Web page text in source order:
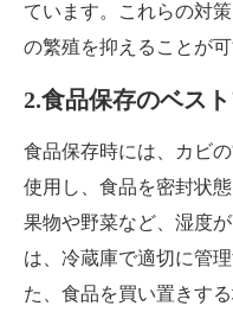
ています。これらの対
の繁殖を抑えることが可
2.食品保存のベス
食品保存時には、カビ
使用し、食品を密封状
果物や野菜など、湿度
は、冷蔵庫で適切に管
た、食品を買い置きす